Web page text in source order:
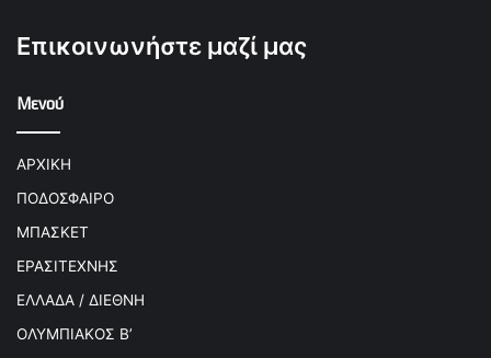
Επικοινωνήστε μαζί μας
Μενού
ΑΡΧΙΚΗ
ΠΟΔΟΣΦΑΙΡΟ
ΜΠΑΣΚΕΤ
ΕΡΑΣΙΤΕΧΝΗΣ
ΕΛΛΑΔΑ / ΔΙΕΘΝΗ
ΟΛΥΜΠΙΑΚΟΣ Β’